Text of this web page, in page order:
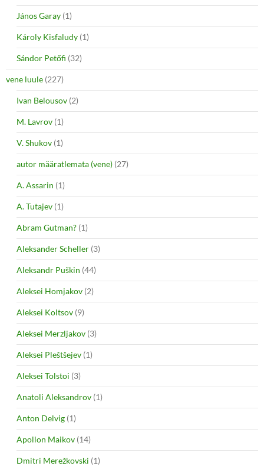
János Garay (1)
Károly Kisfaludy (1)
Sándor Petőfi (32)
vene luule (227)
Ivan Belousov (2)
M. Lavrov (1)
V. Shukov (1)
autor määratlemata (vene) (27)
A. Assarin (1)
A. Tutajev (1)
Abram Gutman? (1)
Aleksander Scheller (3)
Aleksandr Puškin (44)
Aleksei Homjakov (2)
Aleksei Koltsov (9)
Aleksei Merzljakov (3)
Aleksei Pleštšejev (1)
Aleksei Tolstoi (3)
Anatoli Aleksandrov (1)
Anton Delvig (1)
Apollon Maikov (14)
Dmitri Merežkovski (1)